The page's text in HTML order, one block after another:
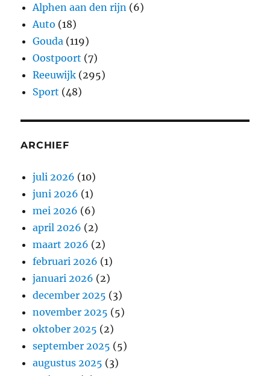
Alphen aan den rijn (6)
Auto (18)
Gouda (119)
Oostpoort (7)
Reeuwijk (295)
Sport (48)
ARCHIEF
juli 2026 (10)
juni 2026 (1)
mei 2026 (6)
april 2026 (2)
maart 2026 (2)
februari 2026 (1)
januari 2026 (2)
december 2025 (3)
november 2025 (5)
oktober 2025 (2)
september 2025 (5)
augustus 2025 (3)